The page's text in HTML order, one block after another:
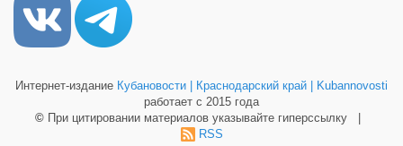
Интернет-издание Кубановости | Краснодарский край | Kubannovosti
работает с 2015 года
© При цитировании материалов указывайте гиперссылку |
RSS